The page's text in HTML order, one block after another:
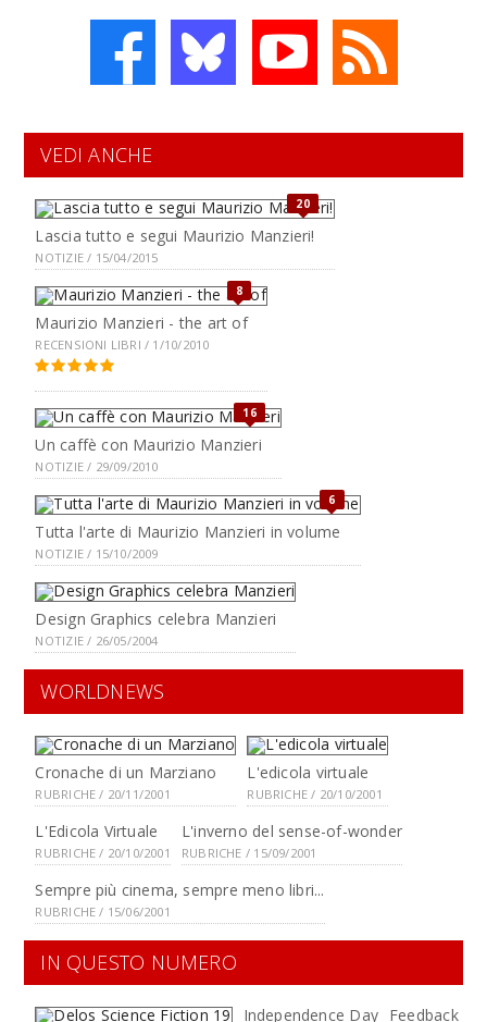
VEDI ANCHE
20
Lascia tutto e segui Maurizio Manzieri!
NOTIZIE / 15/04/2015
8
Maurizio Manzieri - the art of
RECENSIONI LIBRI / 1/10/2010
16
Un caffè con Maurizio Manzieri
NOTIZIE / 29/09/2010
6
Tutta l'arte di Maurizio Manzieri in volume
NOTIZIE / 15/10/2009
Design Graphics celebra Manzieri
NOTIZIE / 26/05/2004
WORLDNEWS
Cronache di un Marziano
RUBRICHE / 20/11/2001
L'edicola virtuale
RUBRICHE / 20/10/2001
L'Edicola Virtuale
RUBRICHE / 20/10/2001
L'inverno del sense-of-wonder
RUBRICHE / 15/09/2001
Sempre più cinema, sempre meno libri...
RUBRICHE / 15/06/2001
IN QUESTO NUMERO
Independence Day Feedback